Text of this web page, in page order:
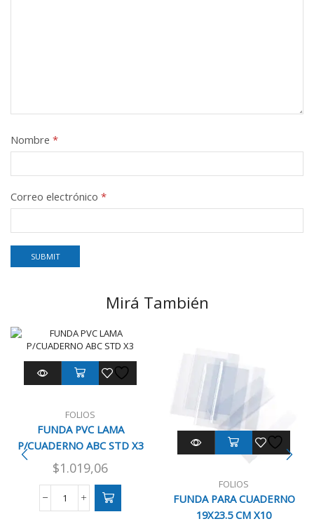
Nombre *
Correo electrónico *
Mirá También
FOLIOS
FUNDA PVC LAMA
P/CUADERNO ABC STD X3
$1.019,06
FUNDA
FOLIOS
FUNDA PARA CUADERNO
19X23.5 CM X10